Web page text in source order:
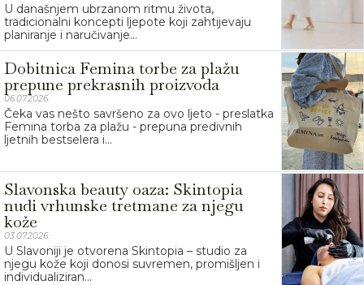
U današnjem ubrzanom ritmu života,
tradicionalni koncepti ljepote koji zahtijevaju
planiranje i naručivanje...
Dobitnica Femina torbe za plažu
prepune prekrasnih proizvoda
06.07.2026.
Čeka vas nešto savršeno za ovo ljeto - preslatka
Femina torba za plažu - prepuna predivnih
ljetnih bestselera i...
Slavonska beauty oaza: Skintopia
nudi vrhunske tretmane za njegu
kože
03.07.2026.
U Slavoniji je otvorena Skintopia – studio za
njegu kože koji donosi suvremen, promišljen i
individualiziran...